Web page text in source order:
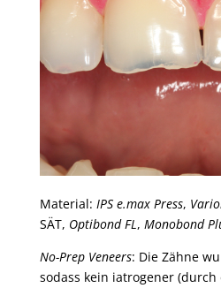
Material: IPS e.max Press,
SÄT, Optibond FL, Monobond
No-Prep Veneers: Die Zähne
sodass kein iatrogener